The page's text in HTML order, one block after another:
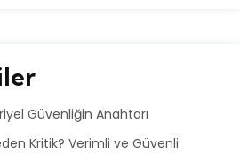
Güvenliğin Anahtarı
Kritik? Verimli ve Güvenli